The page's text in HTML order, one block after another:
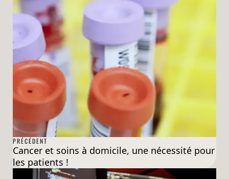
PRÉCÉDENT
Cancer et soins à domicile, une nécessité pour
les patients !